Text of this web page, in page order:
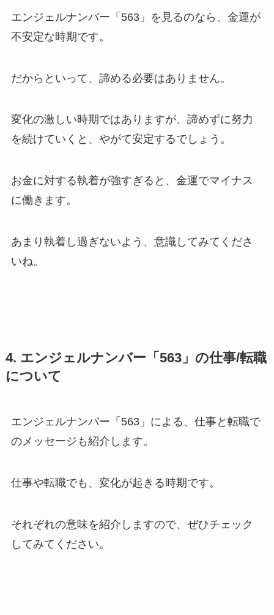
エンジェルナンバー「563」を見るのなら、金運が
不安定な時期です。
だからといって、諦める必要はありません。
変化の激しい時期ではありますが、諦めずに努力
を続けていくと、やがて安定するでしょう。
お金に対する執着が強すぎると、金運でマイナス
に働きます。
あまり執着し過ぎないよう、意識してみてくださ
いね。
4. エンジェルナンバー「563」の仕事/転職
について
エンジェルナンバー「563」による、仕事と転職で
のメッセージも紹介します。
仕事や転職でも、変化が起きる時期です。
それぞれの意味を紹介しますので、ぜひチェック
してみてください。